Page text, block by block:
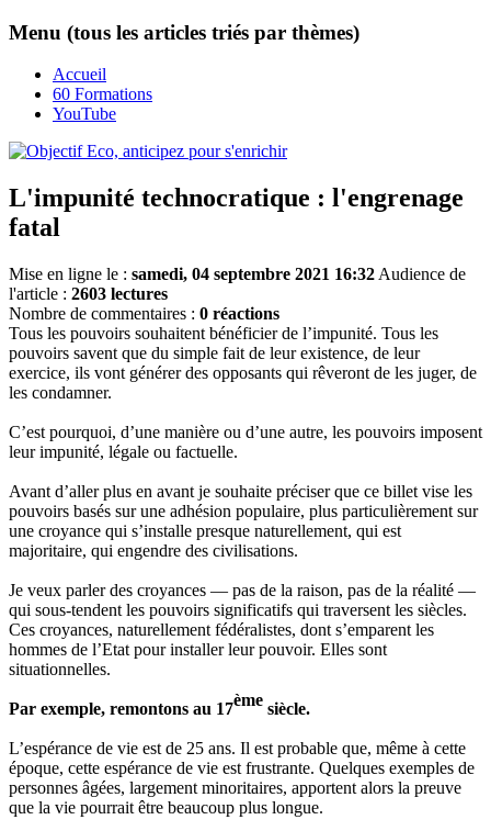
Menu (tous les articles triés par thèmes)
Accueil
60 Formations
YouTube
L'impunité technocratique : l'engrenage
fatal
Mise en ligne le : samedi, 04 septembre 2021 16:32 Audience de
l'article : 2603 lectures
Nombre de commentaires : 0 réactions
Tous les pouvoirs souhaitent bénéficier de l’impunité. Tous les
pouvoirs savent que du simple fait de leur existence, de leur
exercice, ils vont générer des opposants qui rêveront de les juger, de
les condamner.
C’est pourquoi, d’une manière ou d’une autre, les pouvoirs imposent
leur impunité, légale ou factuelle.
Avant d’aller plus en avant je souhaite préciser que ce billet vise les
pouvoirs basés sur une adhésion populaire, plus particulièrement sur
une croyance qui s’installe presque naturellement, qui est
majoritaire, qui engendre des civilisations.
Je veux parler des croyances — pas de la raison, pas de la réalité —
qui sous-tendent les pouvoirs significatifs qui traversent les siècles.
Ces croyances, naturellement fédéralistes, dont s’emparent les
hommes de l’Etat pour installer leur pouvoir. Elles sont
situationnelles.
Par exemple, remontons au 17ème siècle.
L’espérance de vie est de 25 ans. Il est probable que, même à cette
époque, cette espérance de vie est frustrante. Quelques exemples de
personnes âgées, largement minoritaires, apportent alors la preuve
que la vie pourrait être beaucoup plus longue.